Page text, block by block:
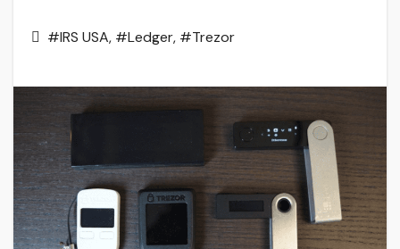
#IRS USA, #Ledger, #Trezor